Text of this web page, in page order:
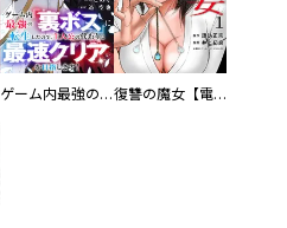
ゲーム内最強の『裏ボス』に転生したので、主人公の代わりに最速クリアを目指します！【電子単行本版】 復讐の魔女【電子単行本版】